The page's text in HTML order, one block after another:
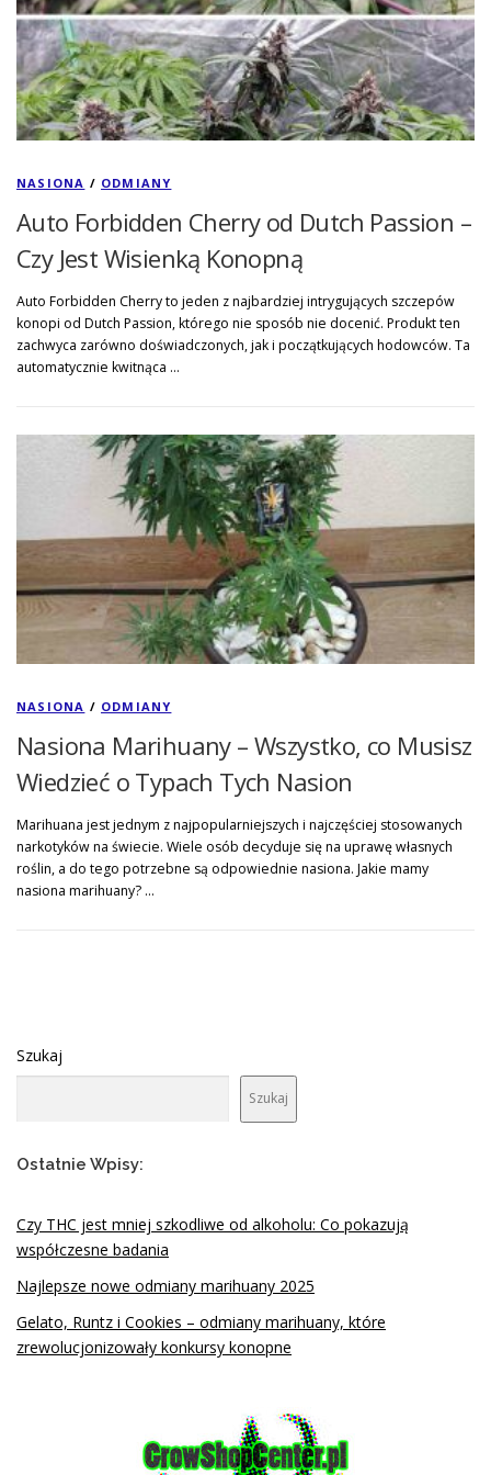
NASIONA / ODMIANY
Auto Forbidden Cherry od Dutch Passion –
Czy Jest Wisienką Konopną
Auto Forbidden Cherry to jeden z najbardziej intrygujących szczepów
konopi od Dutch Passion, którego nie sposób nie docenić. Produkt ten
zachwyca zarówno doświadczonych, jak i początkujących hodowców. Ta
automatycznie kwitnąca …
NASIONA / ODMIANY
Nasiona Marihuany – Wszystko, co Musisz
Wiedzieć o Typach Tych Nasion
Marihuana jest jednym z najpopularniejszych i najczęściej stosowanych
narkotyków na świecie. Wiele osób decyduje się na uprawę własnych
roślin, a do tego potrzebne są odpowiednie nasiona. Jakie mamy
nasiona marihuany? …
Szukaj
Szukaj
Ostatnie Wpisy:
Czy THC jest mniej szkodliwe od alkoholu: Co pokazują
współczesne badania
Najlepsze nowe odmiany marihuany 2025
Gelato, Runtz i Cookies – odmiany marihuany, które
zrewolucjonizowały konkursy konopne